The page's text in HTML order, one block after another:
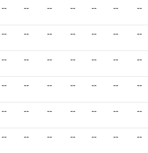
-- -- -- -- -- -- --
-- -- -- -- -- -- --
-- -- -- -- -- -- --
-- -- -- -- -- -- --
-- -- -- -- -- -- --
-- -- -- -- -- -- --